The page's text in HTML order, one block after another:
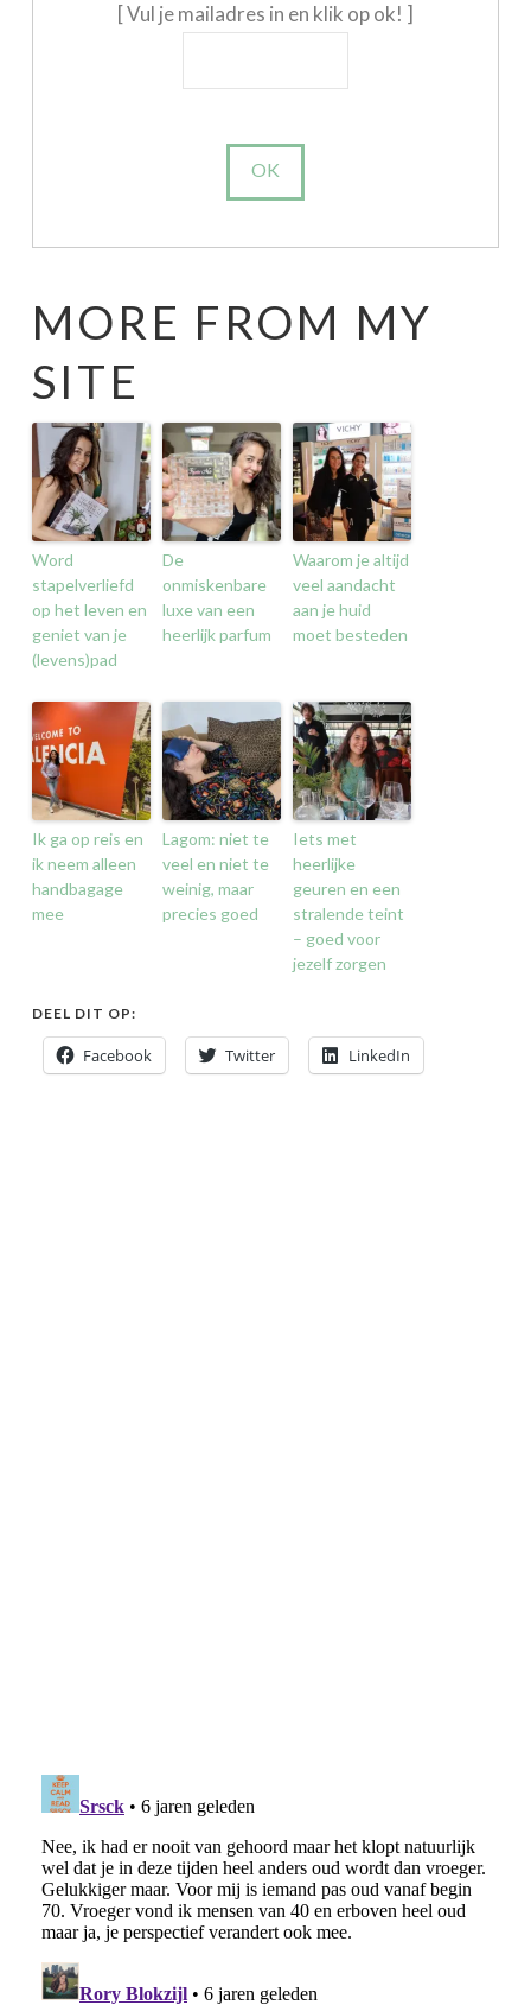
[ Vul je mailadres in en klik op ok! ]
MORE FROM MY
SITE
Word
stapelverliefd
op het leven en
geniet van je
(levens)pad
De
onmiskenbare
luxe van een
heerlijk parfum
Waarom je altijd
veel aandacht
aan je huid
moet besteden
Ik ga op reis en
ik neem alleen
handbagage
mee
Lagom: niet te
veel en niet te
weinig, maar
precies goed
Iets met
heerlijke
geuren en een
stralende teint
– goed voor
jezelf zorgen
DEEL DIT OP:
Facebook Twitter LinkedIn